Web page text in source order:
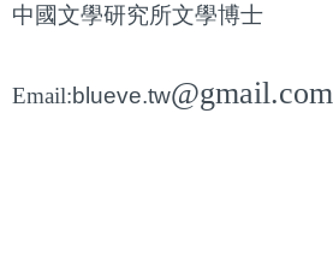
中國文學研究所文學博士
Email:blueve.tw@gmail.com